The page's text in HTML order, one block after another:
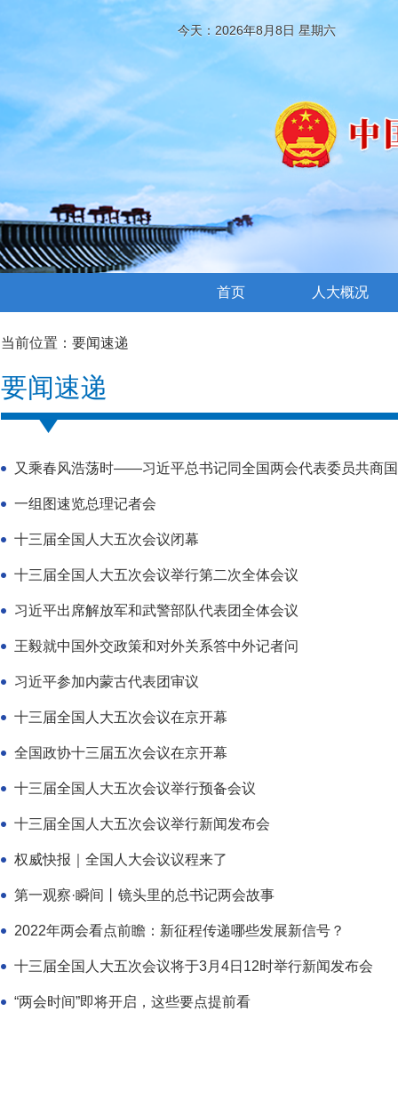
今天：2026年8月8日 星期六
首页 人大概况
当前位置： 要闻速递
要闻速递
又乘春风浩荡时——习近平总书记同全国两会代表委员共商
一组图速览总理记者会
十三届全国人大五次会议闭幕
十三届全国人大五次会议举行第二次全体会议
习近平出席解放军和武警部队代表团全体会议
王毅就中国外交政策和对外关系答中外记者问
习近平参加内蒙古代表团审议
十三届全国人大五次会议在京开幕
全国政协十三届五次会议在京开幕
十三届全国人大五次会议举行预备会议
十三届全国人大五次会议举行新闻发布会
权威快报｜全国人大会议议程来了
第一观察·瞬间丨镜头里的总书记两会故事
2022年两会看点前瞻：新征程传递哪些发展新信号？
十三届全国人大五次会议将于3月4日12时举行新闻发布会
“两会时间”即将开启，这些要点提前看